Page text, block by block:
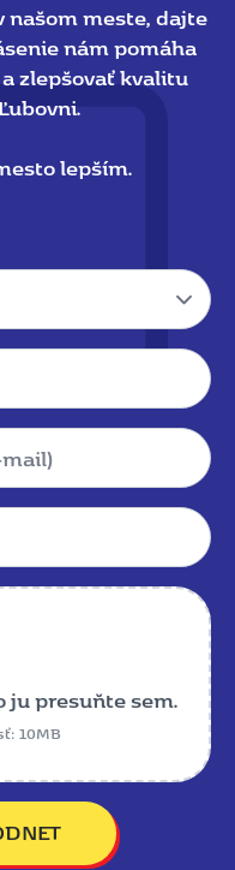
našom meste, dajte
nám pomáha
zlepšovať kvalitu
lepším.
ju presuňte sem.
10MB